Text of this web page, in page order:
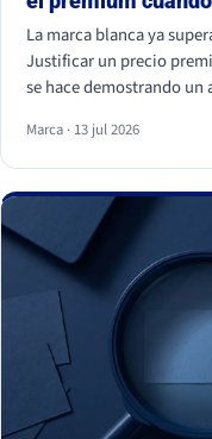
La marca blanca ya
Justificar un precio
se hace demostrando
siempre va a ganar.
Marca · 13 jul 2026